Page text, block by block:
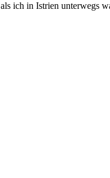
ich in Istrien unterwegs